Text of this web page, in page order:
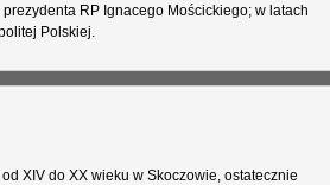
RP Ignacego Mościckiego; w latach
Polskiej.
XIV do XX wieku w Skoczowie, ostatecznie